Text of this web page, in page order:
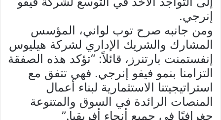
إنرجي.
ومن جانبه صرح توب لواني، المؤسس
المشارك والشريك الإداري لشركة هيليوس
إنفستمنت بارتنرز، قائلاً: “تؤكد هذه الصفقة
التزامنا بنمو فيفو إنرجي. فهي تتفق مع
استراتيجيتنا الاستثمارية لبناء أعمال
المنصات الرائدة في السوق والمتنوعة
جغرافيًا في جميع أنحاء أفريقيا.”